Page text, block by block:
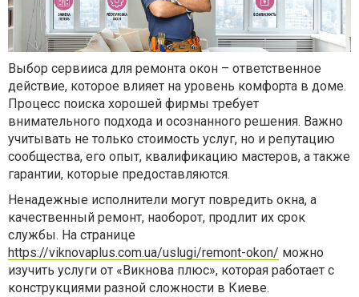
Выбор сервииса для ремонта окон – ответственное
действие, которое влияет на уровень комфорта в доме.
Процесс поиска хорошей фирмы требует
внимательного подхода и осознанного решения. Важно
учитывать не только стоимость услуг, но и репутацию
сообщества, его опыт, квалификацию мастеров, а также
гарантии, которые предоставляются.
Ненадежные исполнители могут повредить окна, а
качественный ремонт, наоборот, продлит их срок
службы. На странице
https://viknovaplus.com.ua/uslugi/remont-okon/ можно
изучить услуги от «Викнова плюс», которая работает с
конструкциями разной сложности в Киеве.